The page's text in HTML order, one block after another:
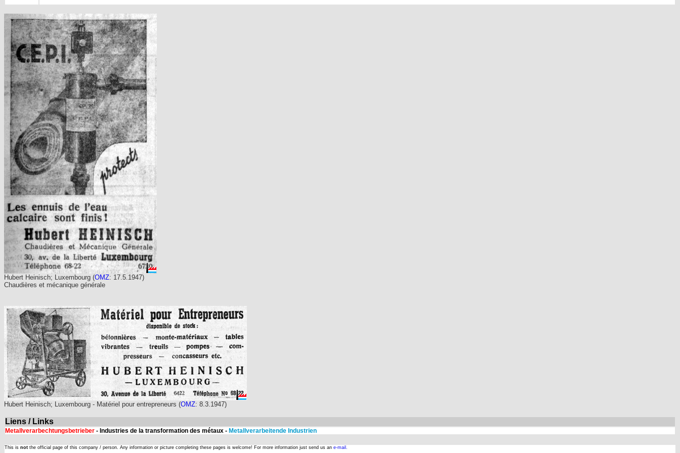
Hubert Heinisch; Luxembourg (OMZ: 17.5.1947)
Chaudières et mécanique générale
Hubert Heinisch; Luxembourg - Matériel pour entrepreneurs (OMZ: 8.3.1947)
Liens / Links
Metallverarbechtungsbetrieber - Industries de la transformation des métaux - Metallverarbeitende Industrien
This is not the official page of this company / person. Any information or picture completing these pages is welcome! For more information just send us an e-mail.